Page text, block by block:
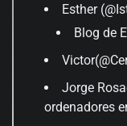
Esther
Blog de
Jorge
ordenadores